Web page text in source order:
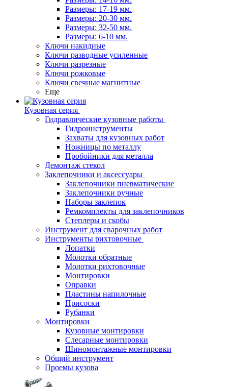
Размеры: 17-19 мм.
Размеры: 20-30 мм.
Размеры: 32-50 мм.
Размеры: 6-10 мм.
Ключи накидные
Ключи разводные усиленные
Ключи разрезные
Ключи рожковые
Ключи свечные магнитные
Еще
Кузовная серия
Гидравлические кузовные работы
Гидроинструменты
Захваты для кузовных работ
Ножницы по металлу
Пробойники для металла
Демонтаж стекол
Заклепочники и аксессуары
Заклепочники пневматические
Заклепочники ручные
Наборы заклепок
Ремкомплекты для заклепочников
Степлеры и скобы
Инструмент для сварочных работ
Инструменты рихтовочные
Лопатки
Молотки обратные
Молотки рихтовочные
Монтировки
Оправки
Пластины напилочные
Присоски
Рубанки
Монтировки
Кузовные монтировки
Слесарные монтировки
Шиномонтажные монтировки
Общий инструмент
Проемы кузова